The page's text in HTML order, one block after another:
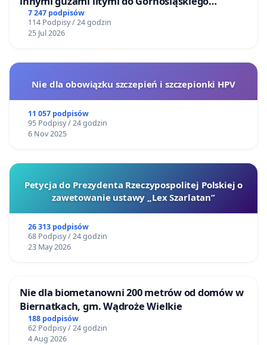
Centrum Zdrowia Dziecka w Katowicach
7 247 podpisów
114 Podpisy / 24 godzin
25 Jul 2026
Nie dla obowiązku szczepień i szczepionki HPV
11 057 podpisów
95 Podpisy / 24 godzin
6 Nov 2025
Petycja do Prezydenta Rzeczypospolitej Polskiej o
zawetowanie ustawy „Lex Szarlatan”
26 313 podpisów
68 Podpisy / 24 godzin
23 May 2026
Nie dla biometanowni 200 metrów od domów w
Biernatkach, gm. Wądroże Wielkie
188 podpisów
62 Podpisy / 24 godzin
4 Aug 2026